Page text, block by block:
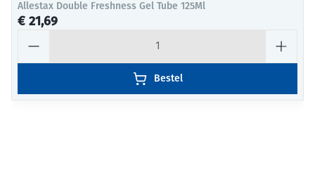
Allestax Double Freshness Gel Tube 125Ml
€ 21,69
Bestel